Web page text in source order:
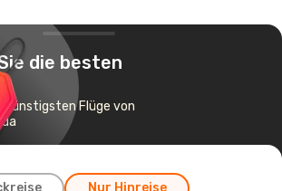
die besten
günstigsten Flüge von
Nur Hinreise